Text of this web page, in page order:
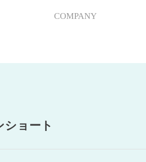
COMPANY
ショート